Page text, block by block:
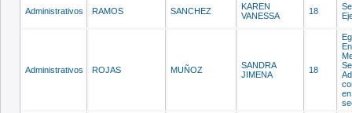
Administrativos RAMOS SANCHEZ
KAREN
VANESSA
18
Administrativos ROJAS MUÑOZ
SANDRA
JIMENA
18